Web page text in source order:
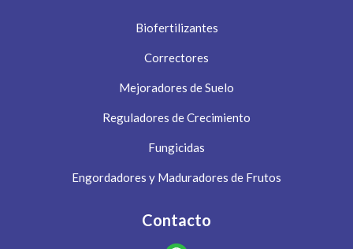
Biofertilizantes
Correctores
Mejoradores de Suelo
Reguladores de Crecimiento
Fungicidas
Engordadores y Maduradores de Frutos
Contacto